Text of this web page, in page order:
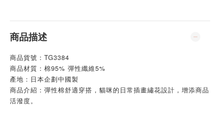
商品描述
商品貨號：TG3384
商品材質：棉95% 彈性纖維5%
產地：日本企劃中國製
商品介紹：彈性棉舒適穿搭，貓咪的日常插畫繡花設計，增添商品
活潑度。